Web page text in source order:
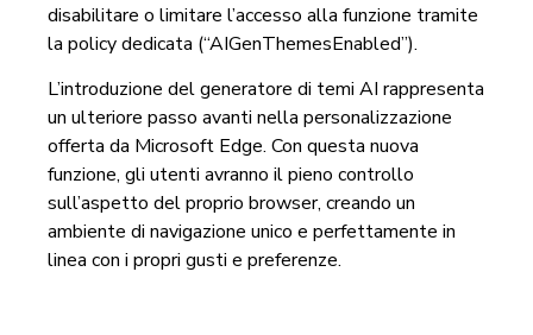
disabilitare o limitare l’accesso alla funzione tramite
la policy dedicata (“AIGenThemesEnabled”).
L’introduzione del generatore di temi AI rappresenta
un ulteriore passo avanti nella personalizzazione
offerta da Microsoft Edge. Con questa nuova
funzione, gli utenti avranno il pieno controllo
sull’aspetto del proprio browser, creando un
ambiente di navigazione unico e perfettamente in
linea con i propri gusti e preferenze.